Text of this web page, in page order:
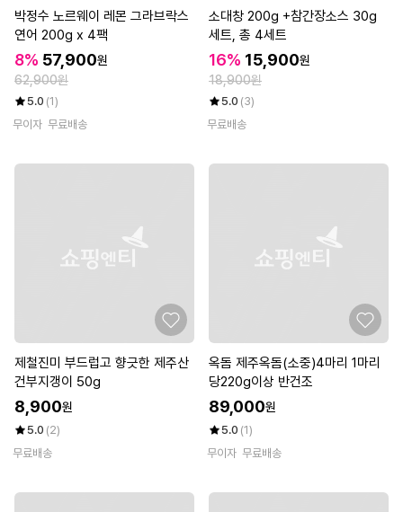
박정수 노르웨이 레몬 그라브락스
연어 200g x 4팩
8% 57,900원
62,900원
5.0 (1)
무이자 무료배송
소대창 200g +참간장소스 30g
세트, 총 4세트
16% 15,900원
18,900원
5.0 (3)
무료배송
제철진미 부드럽고 향긋한 제주산
건부지갱이 50g
8,900원
5.0 (2)
무료배송
옥돔 제주옥돔(소중)4마리 1마리
당220g이상 반건조
89,000원
5.0 (1)
무이자 무료배송